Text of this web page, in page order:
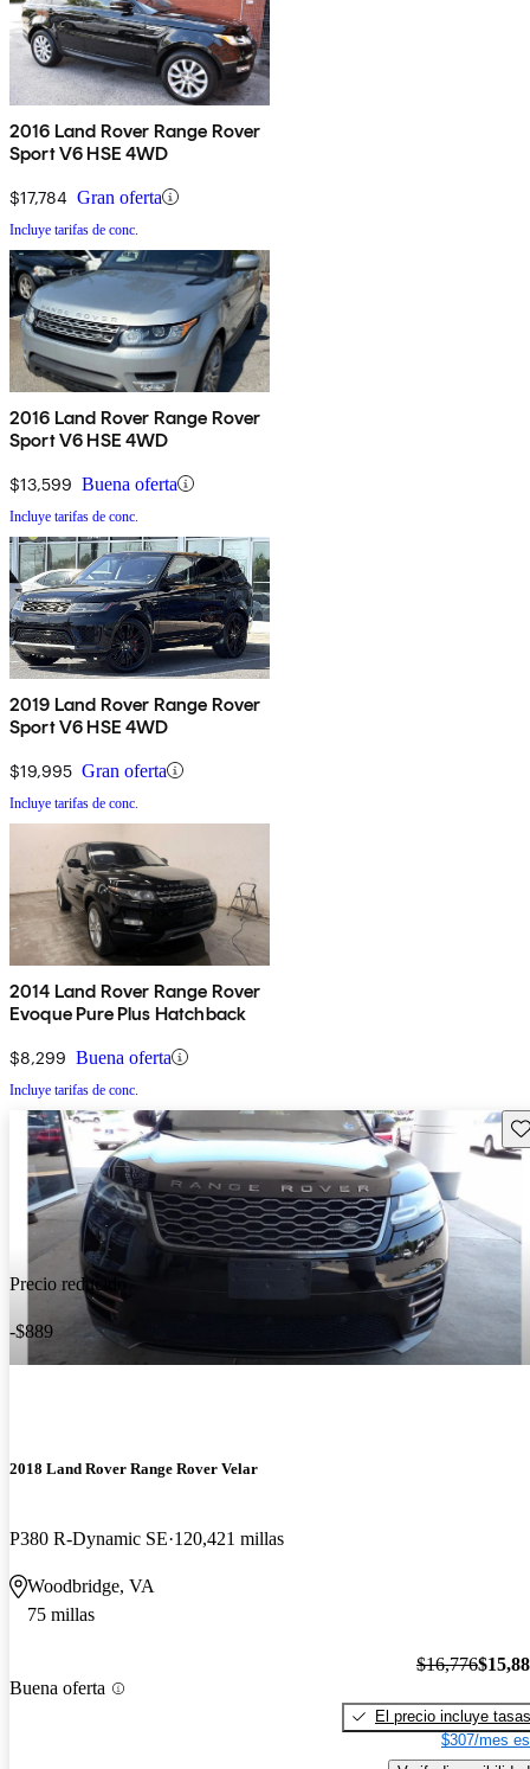
2016 Land Rover Range Rover
Sport V6 HSE 4WD
$17,784 Gran oferta
Incluye tarifas de conc.
2016 Land Rover Range Rover
Sport V6 HSE 4WD
$13,599 Buena oferta
Incluye tarifas de conc.
2019 Land Rover Range Rover
Sport V6 HSE 4WD
$19,995 Gran oferta
Incluye tarifas de conc.
2014 Land Rover Range Rover
Evoque Pure Plus Hatchback
$8,299 Buena oferta
Incluye tarifas de conc.
Precio reducido
-$889
2018 Land Rover Range Rover Velar
P380 R-Dynamic SE 120,421 millas
Woodbridge, VA
75 millas
Buena oferta
$16,776
El precio incluye tasas
$307/mes